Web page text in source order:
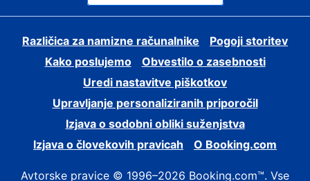
Različica za namizne računalnike
Pogoji storitev
Kako poslujemo
Obvestilo o zasebnosti
Uredi nastavitve piškotkov
Upravljanje personaliziranih priporočil
Izjava o sodobni obliki suženjstva
Izjava o človekovih pravicah
O Booking.com
Avtorske pravice © 1996–2026 Booking.com™. Vse